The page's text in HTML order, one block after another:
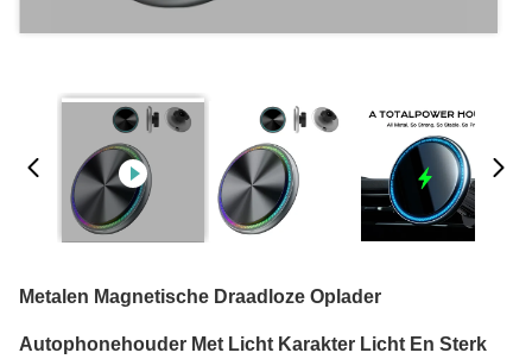
Metalen Magnetische Draadloze Oplader
Autophonehouder Met Licht Karakter Licht En Sterk